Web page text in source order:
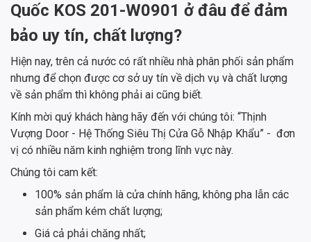
Quốc KOS 201-W0901 ở đâu để đảm
bảo uy tín, chất lượng?
Hiện nay, trên cả nước có rất nhiều nhà phân phối sản phẩm
nhưng để chọn được cơ sở uy tín về dịch vụ và chất lượng
về sản phẩm thì không phải ai cũng biết.
Kính mời quý khách hàng hãy đến với chúng tôi: “Thịnh
Vượng Door - Hệ Thống Siêu Thị Cửa Gỗ Nhập Khẩu” - đơn
vị có nhiều năm kinh nghiệm trong lĩnh vực này.
Chúng tôi cam kết:
100% sản phẩm là cửa chính hãng, không pha lẫn các
sản phẩm kém chất lượng;
Giá cả phải chăng nhất;